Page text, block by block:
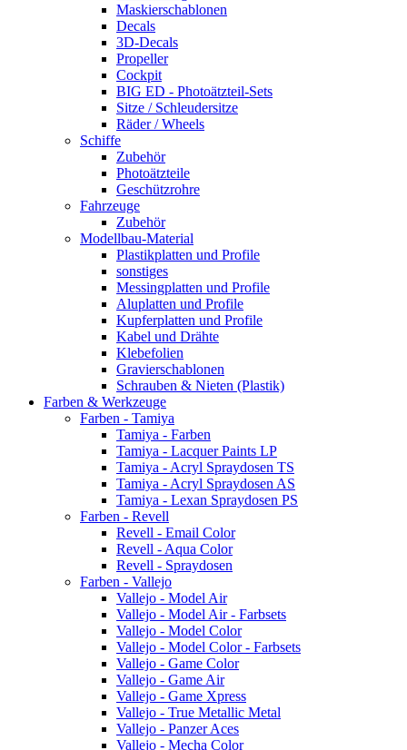
Maskierschablonen
Decals
3D-Decals
Propeller
Cockpit
BIG ED - Photoätzteil-Sets
Sitze / Schleudersitze
Räder / Wheels
Schiffe
Zubehör
Photoätzteile
Geschützrohre
Fahrzeuge
Zubehör
Modellbau-Material
Plastikplatten und Profile
sonstiges
Messingplatten und Profile
Aluplatten und Profile
Kupferplatten und Profile
Kabel und Drähte
Klebefolien
Gravierschablonen
Schrauben & Nieten (Plastik)
Farben & Werkzeuge
Farben - Tamiya
Tamiya - Farben
Tamiya - Lacquer Paints LP
Tamiya - Acryl Spraydosen TS
Tamiya - Acryl Spraydosen AS
Tamiya - Lexan Spraydosen PS
Farben - Revell
Revell - Email Color
Revell - Aqua Color
Revell - Spraydosen
Farben - Vallejo
Vallejo - Model Air
Vallejo - Model Air - Farbsets
Vallejo - Model Color
Vallejo - Model Color - Farbsets
Vallejo - Game Color
Vallejo - Game Air
Vallejo - Game Xpress
Vallejo - True Metallic Metal
Vallejo - Panzer Aces
Vallejo - Mecha Color